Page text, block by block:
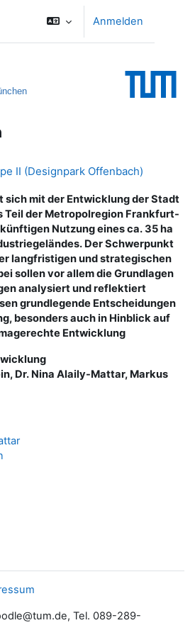
Anmelden
II (Designpark Offenbach)
sich mit der Entwicklung der Stadt
Teil der Metropolregion Frankfurt-
Nutzung eines ca. 35 ha
Der Schwerpunkt
langfristigen und strategischen
sollen vor allem die Grundlagen
analysiert und reflektiert
grundlegende Entscheidungen
besonders auch in Hinblick auf
Entwicklung
Dr. Nina Alaily-Mattar, Markus
Tel. 089-289-